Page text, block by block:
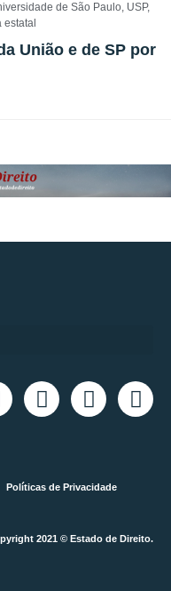
de São Paulo, USP,
estatal
União e de SP por
Políticas de Privacidade
2021 © Estado de Direito.